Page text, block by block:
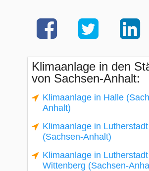
Klimaanlage in den
von Sachsen-Anhalt:
Klimaanlage in Halle
Anhalt)
Klimaanlage in
(Sachsen-Anhalt)
Klimaanlage in Lutherstadt
Wittenberg (Sachsen-